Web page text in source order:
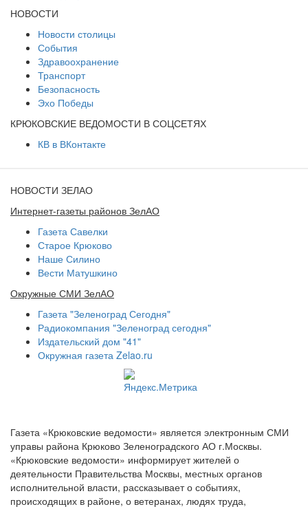
НОВОСТИ
Новости столицы
События
Здравоохранение
Транспорт
Безопасность
Эхо Победы
КРЮКОВСКИЕ ВЕДОМОСТИ В СОЦСЕТЯХ
КВ в ВКонтакте
НОВОСТИ ЗЕЛАО
Интернет-газеты районов ЗелАО
Газета Савелки
Старое Крюково
Наше Силино
Вести Матушкино
Окружные СМИ ЗелАО
Газета "Зеленоград Сегодня"
Радиокомпания "Зеленоград сегодня"
Издательский дом "41"
Окружная газета Zelao.ru
Газета «Крюковские ведомости» является электронным СМИ
управы района Крюково Зеленоградского АО г.Москвы.
«Крюковские ведомости» информирует жителей о
деятельности Правительства Москвы, местных органов
исполнительной власти, рассказывает о событиях,
происходящих в районе, о ветеранах, людях труда,